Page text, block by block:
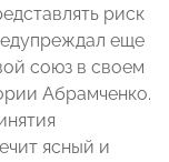
риск
еще
союз в своем
Абрамченко.
ясный и